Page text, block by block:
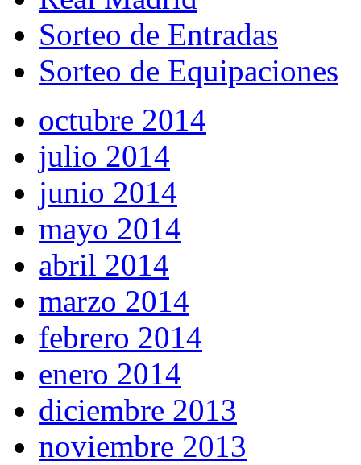
Sorteo de Entradas
Sorteo de Equipaciones
octubre 2014
julio 2014
junio 2014
mayo 2014
abril 2014
marzo 2014
febrero 2014
enero 2014
diciembre 2013
noviembre 2013